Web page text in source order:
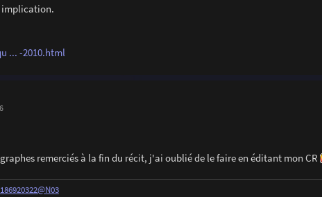
... -2010.html
remerciés à la fin du récit, j'ai oublié de le faire en éditant mon CR